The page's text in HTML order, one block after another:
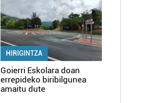
HIRIGINTZA
Goierri Eskolara doan
errepideko biribilgunea
amaitu dute